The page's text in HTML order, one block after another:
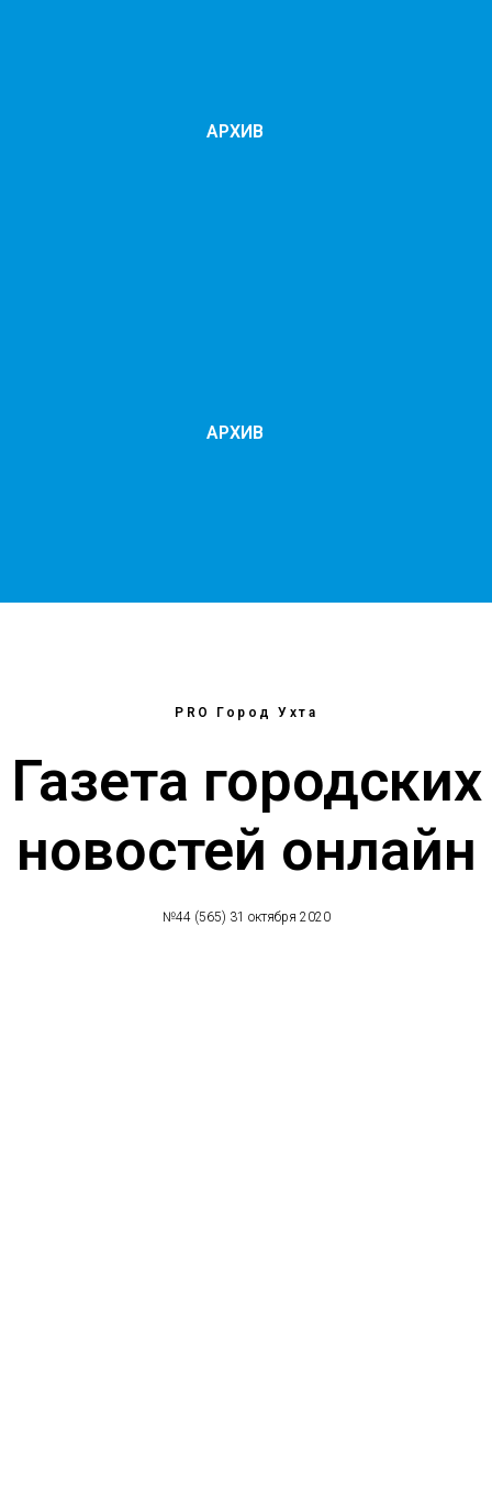
АРХИВ
АРХИВ
PRO Город Ухта
Газета городских
новостей онлайн
№44 (565) 31 октября 2020